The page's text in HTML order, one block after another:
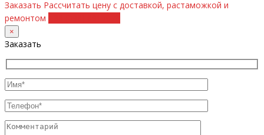
Заказать Рассчитать цену с доставкой, растаможкой и
ремонтом
×
Заказать